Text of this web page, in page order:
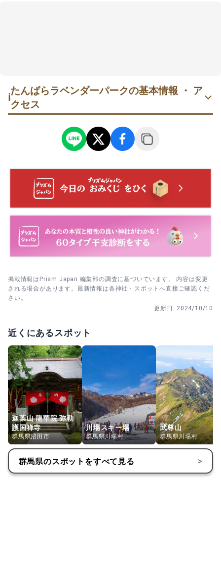
ℹ️
たんばらラベンダーパークの基本情報 ・ ア
クセス
掲載情報はPrism Japan 編集部の調査に基づいています。 内容は変更
される場合があります。最新情報は各神社・スポットへ直接ご確認くだ
さい。
更新日: 2024/10/10
近くにあるスポット
迦葉山 龍華院 弥勒
護国禅寺
群馬県沼田市
川場スキー場
群馬県川場村
武尊山
群馬県川場村
群馬県のスポットをすべて見る >